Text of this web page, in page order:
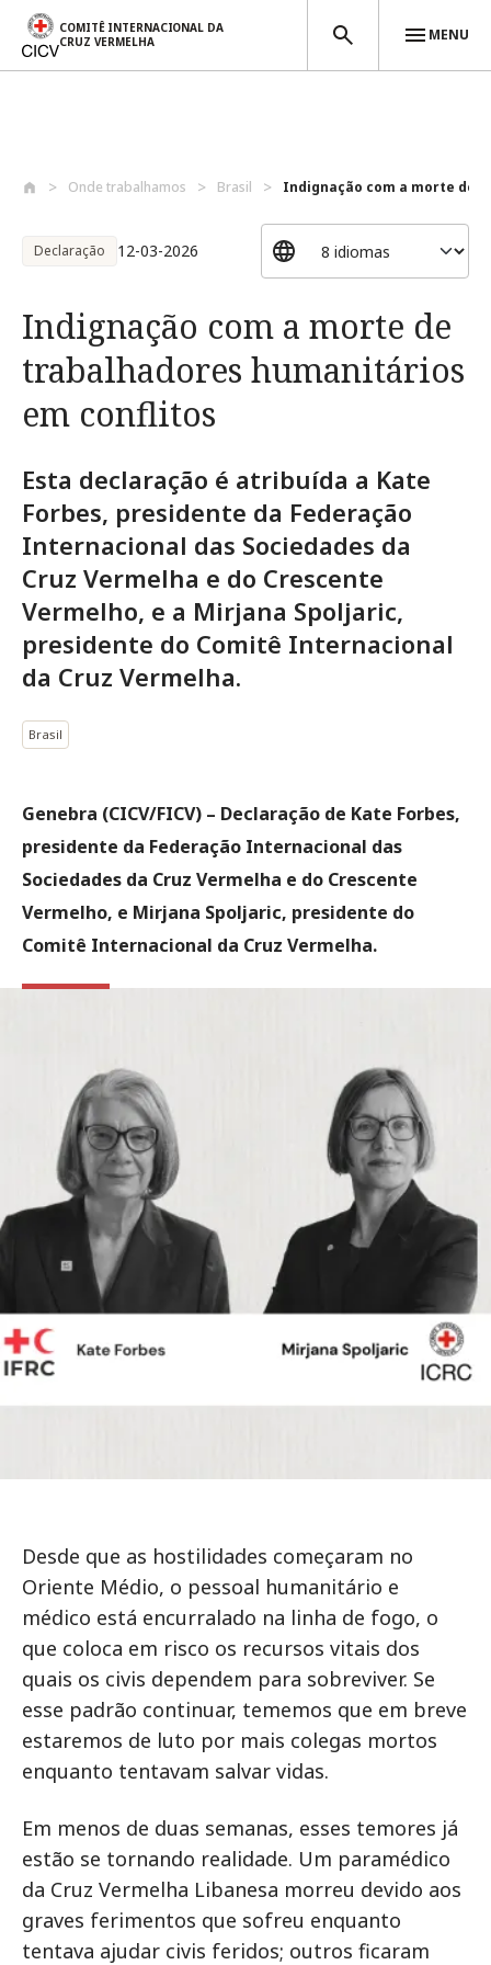
COMITÊ INTERNACIONAL DA
CRUZ VERMELHA
MENU
Onde trabalhamos Brasil Indignação com a morte de
Declaração 12-03-2026
Indignação com a morte de
trabalhadores humanitários
em conflitos
Esta declaração é atribuída a Kate
Forbes, presidente da Federação
Internacional das Sociedades da
Cruz Vermelha e do Crescente
Vermelho, e a Mirjana Spoljaric,
presidente do Comitê Internacional
da Cruz Vermelha.
Brasil
Genebra (CICV/FICV) – Declaração de Kate Forbes,
presidente da Federação Internacional das
Sociedades da Cruz Vermelha e do Crescente
Vermelho, e Mirjana Spoljaric, presidente do
Comitê Internacional da Cruz Vermelha.
Desde que as hostilidades começaram no
Oriente Médio, o pessoal humanitário e
médico está encurralado na linha de fogo, o
que coloca em risco os recursos vitais dos
quais os civis dependem para sobreviver. Se
esse padrão continuar, tememos que em breve
estaremos de luto por mais colegas mortos
enquanto tentavam salvar vidas.
Em menos de duas semanas, esses temores já
estão se tornando realidade. Um paramédico
da Cruz Vermelha Libanesa morreu devido aos
graves ferimentos que sofreu enquanto
tentava ajudar civis feridos; outros ficaram